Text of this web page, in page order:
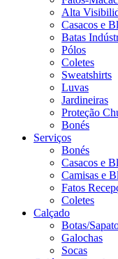
Alta
Casacos e
Batas
Pólos
Coletes
Sweatshirts
Luvas
Jardineiras
Proteção
Bonés
Serviços
Bonés
Casacos e
Camisas e
Fatos
Coletes
Calçado
Botas/
Galochas
Socas